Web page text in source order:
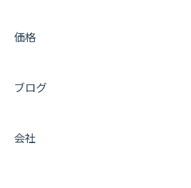
価格
ブログ
会社